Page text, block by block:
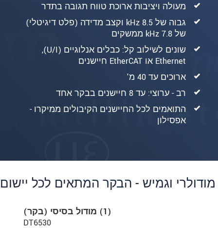
מעולה ויציבות ארוכת טווח תגובה בתדר
גבוה של 8.5 kHz וקצב מדידה (פלט דיגיטלי)
של 7.8 kHz ממשקים
שונים לשילוב קל: כבלים אנלוגיים (U/I),
Ethernet או EtherCAT חיישנים
ארוכים עד 40 מ'
רב - ערוצי: עד 8 חיישנים בבקר אחד
התואמים לכל החיישנים הקיבולים ממיקרו -
אפסילון
מודולרי וגמיש - הבקר המתאים לכל יישום
(1) מודול בסיסי (בקר)
DT6530